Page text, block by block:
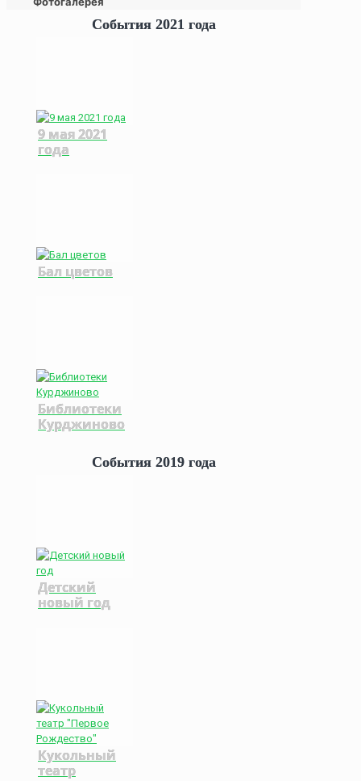
События 2021 года
9 мая 2021
года
Бал цветов
Библиотеки
Курджиново
События 2019 года
Детский
новый год
Кукольный
театр